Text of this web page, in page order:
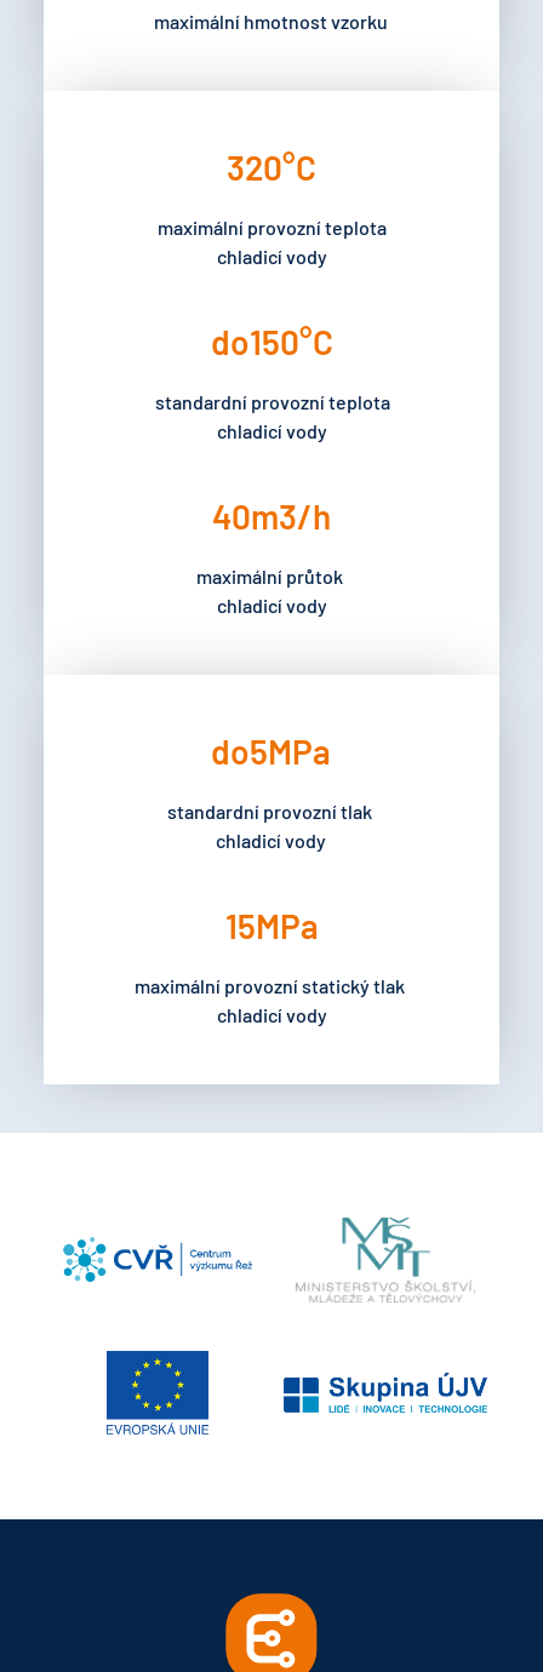
maximální hmotnost vzorku
320°C
maximální provozní teplota
chladicí vody
do150°C
standardní provozní teplota
chladicí vody
40m3/h
maximální průtok
chladicí vody
do5MPa
standardní provozní tlak
chladicí vody
15MPa
maximální provozní statický tlak
chladicí vody